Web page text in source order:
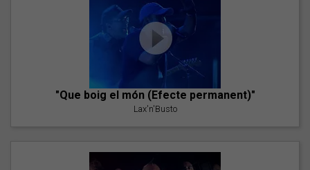
"Que boig el món (Efecte permanent)"
Lax'n'Busto